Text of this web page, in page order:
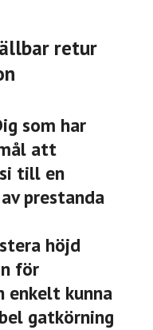
retur
som har
att
till en
prestanda
höjd
för
enkelt kunna
gatkörning